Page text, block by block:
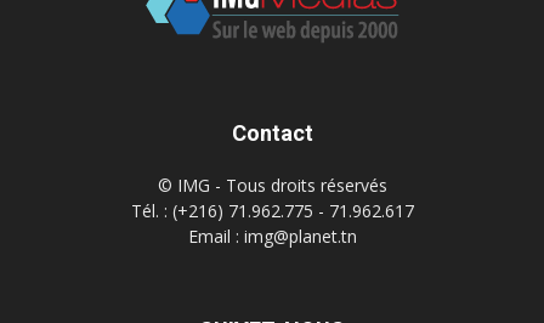
Contact
© IMG - Tous droits réservés
Tél. : (+216) 71.962.775 - 71.962.617
Email : img@planet.tn